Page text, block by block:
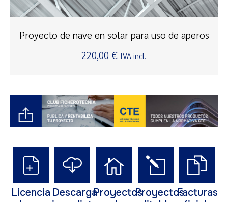
Proyecto de nave en solar para uso de aperos
220,00 € IVA incl.
Licencia DescargaProyectosProyectosFacturas